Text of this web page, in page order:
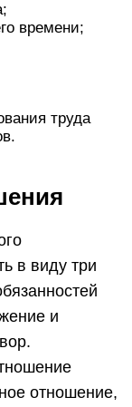
времени;
труда
в виду три
и
отношение,